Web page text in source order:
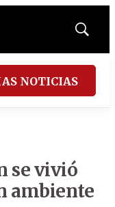
Mostrar
NOTICIAS
se vivió
ambiente